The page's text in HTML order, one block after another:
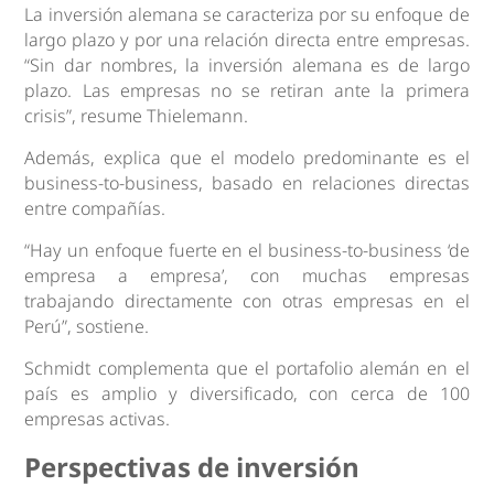
La inversión alemana se caracteriza por su enfoque de
largo plazo y por una relación directa entre empresas.
“Sin dar nombres, la inversión alemana es de largo
plazo. Las empresas no se retiran ante la primera
crisis”, resume Thielemann.
Además, explica que el modelo predominante es el
business-to-business, basado en relaciones directas
entre compañías.
“Hay un enfoque fuerte en el business-to-business ‘de
empresa a empresa’, con muchas empresas
trabajando directamente con otras empresas en el
Perú”, sostiene.
Schmidt complementa que el portafolio alemán en el
país es amplio y diversificado, con cerca de 100
empresas activas.
Perspectivas de inversión